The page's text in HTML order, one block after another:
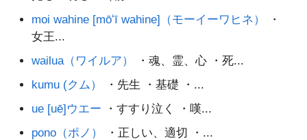
moi wahine [mōʻī wahine]（モーイーワヒネ）
・
女王...
wailua（ワイルア）
・魂、霊、心 ・死...
kumu (クム）
・先生 ・基礎 ・...
ue [uē]ウエー ・すすり泣く ・嘆...
pono（ポノ）
・正しい、適切 ・...